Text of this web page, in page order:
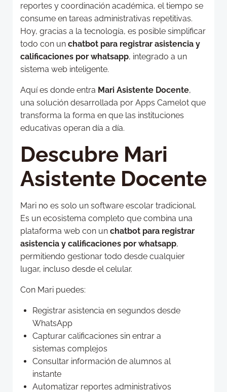
reportes y coordinación académica, el tiempo se
consume en tareas administrativas repetitivas.
Hoy, gracias a la tecnología, es posible simplificar
todo con un chatbot para registrar asistencia y
calificaciones por whatsapp, integrado a un
sistema web inteligente.
Aquí es donde entra Mari Asistente Docente,
una solución desarrollada por Apps Camelot que
transforma la forma en que las instituciones
educativas operan día a día.
Descubre Mari
Asistente Docente
Mari no es solo un software escolar tradicional.
Es un ecosistema completo que combina una
plataforma web con un chatbot para registrar
asistencia y calificaciones por whatsapp,
permitiendo gestionar todo desde cualquier
lugar, incluso desde el celular.
Con Mari puedes:
Registrar asistencia en segundos desde
WhatsApp
Capturar calificaciones sin entrar a
sistemas complejos
Consultar información de alumnos al
instante
Automatizar reportes administrativos